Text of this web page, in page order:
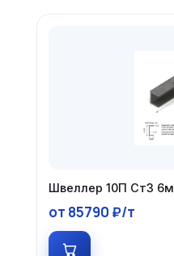
Швеллер 10П Ст3 6м
от 85790 ₽/т